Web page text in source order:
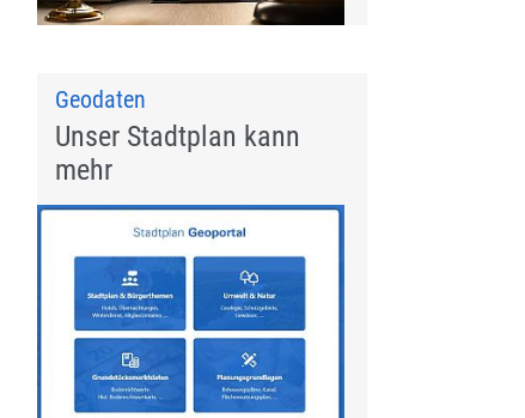
Geodaten
Unser Stadtplan kann
mehr